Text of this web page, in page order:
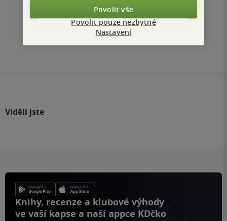
Nahoru
Zobrazeno 3 z 3
1
Přejít
na
/ 1
Viděli jste
Knihy, recenze a klubové výhody
ve vaší kapse a naší appce KDčko
Povolit vše
Povolit pouze nezbytné
Nastavení